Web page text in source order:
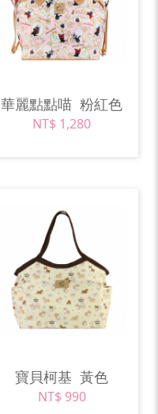
華麗點點喵 粉紅色
NT$ 1,280
寶貝柯基 黃色
NT$ 990